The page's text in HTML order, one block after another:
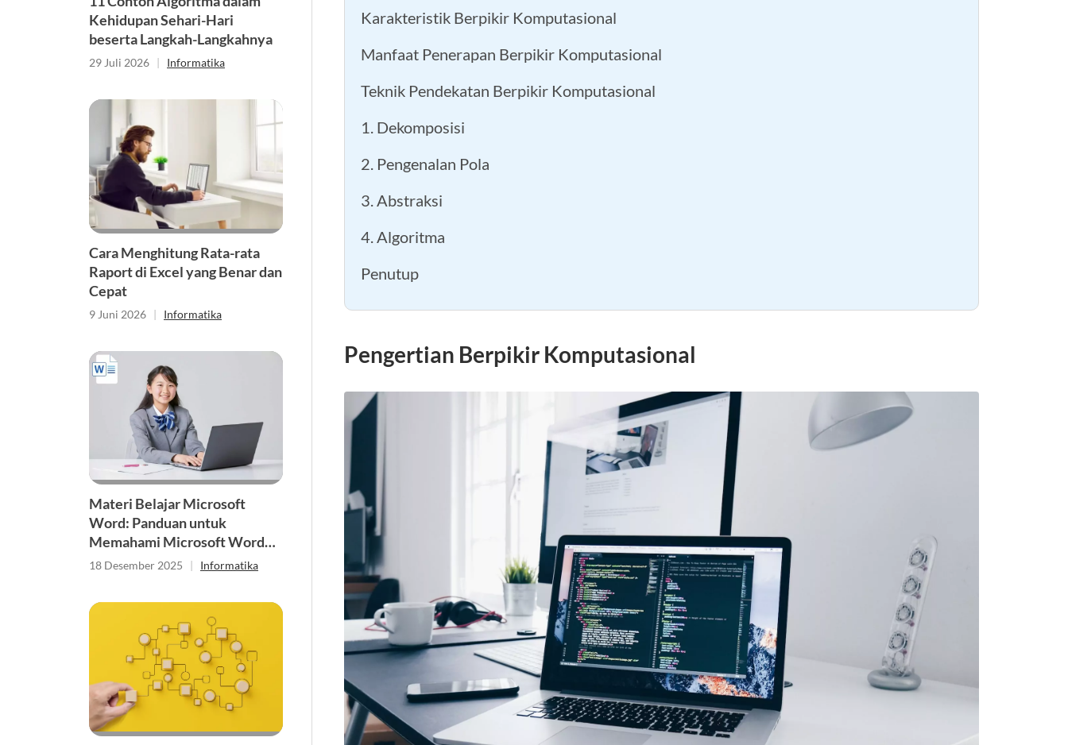
Kehidupan Sehari-Hari
beserta Langkah-Langkahnya
29 Juli 2026 | Informatika
Cara Menghitung Rata-rata
Raport di Excel yang Benar dan
Cepat
9 Juni 2026 | Informatika
Materi Belajar Microsoft
Word: Panduan untuk
Memahami Microsoft Word
bagi Pemula
18 Desember 2025 | Informatika
Karakteristik Berpikir Komputasional
Manfaat Penerapan Berpikir Komputasional
Teknik Pendekatan Berpikir Komputasional
1. Dekomposisi
2. Pengenalan Pola
3. Abstraksi
4. Algoritma
Penutup
Pengertian Berpikir Komputasional